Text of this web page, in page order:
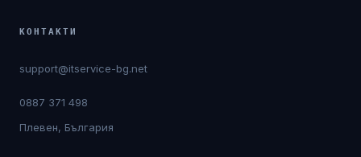
КОНТАКТИ
support@itservice-bg.net
0887 371 498
Плевен, България